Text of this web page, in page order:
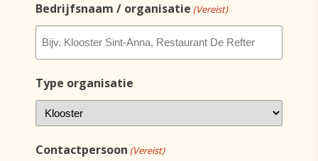
Bedrijfsnaam / organisatie (Vereist)
Type organisatie
Contactpersoon (Vereist)